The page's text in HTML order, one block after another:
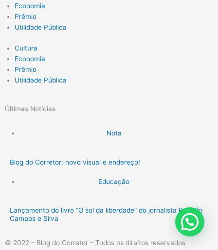
Economia
Prêmio
Utilidade Pública
Cultura
Economia
Prêmio
Utilidade Pública
Últimas Notícias
Nota
Blog do Corretor: novo visual e endereço!
Educação
Lançamento do livro “O sol da liberdade” do jornalista Rodolfo
Campos e Silva
© 2022 – Blog do Corretor – Todos os direitos reservados